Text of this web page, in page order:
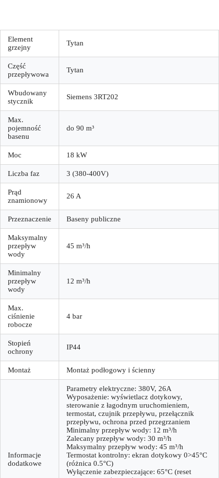
Element
grzejny
Tytan
Część
przepływowa
Tytan
Wbudowany
stycznik
Siemens 3RT202
Max.
pojemność
basenu
do 90 m³
Moc 18 kW
Liczba faz 3 (380-400V)
Prąd
znamionowy
26 A
Przeznaczenie Baseny publiczne
Maksymalny
przepływ
wody
45 m³/h
Minimalny
przepływ
wody
12 m³/h
Max.
ciśnienie
robocze
4 bar
Stopień
ochrony
IP44
Montaż Montaż podłogowy i ścienny
Informacje
dodatkowe
Parametry elektryczne: 380V, 26А
Wyposażenie: wyświetlacz dotykowy,
sterowanie z łagodnym uruchomieniem,
termostat, czujnik przepływu, przełącznik
przepływu, ochrona przed przegrzaniem
Minimalny przepływ wody: 12 m³/h
Zalecany przepływ wody: 30 m³/h
Maksymalny przepływ wody: 45 m³/h
Termostat kontrolny: ekran dotykowy 0>45°C
(różnica 0.5°C)
Wyłączenie zabezpieczające: 65°С (reset